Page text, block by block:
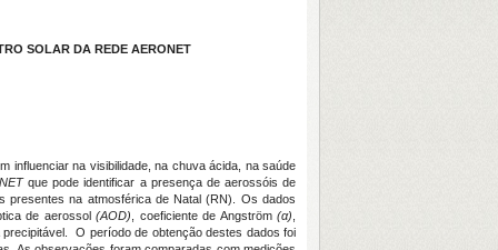
SOLAR DA REDE AERONET
influenciar na visibilidade, na chuva ácida, na saúde
que pode identificar a presença de aerossóis de
presentes na atmosférica de Natal (RN). Os dados
de aerossol(AOD) , coeficiente de Angström(α)
precipitável. O período de obtenção destes dados foi